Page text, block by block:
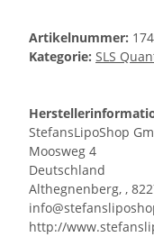
Artikelnummer:
Kategorie: SLS
StefansLipoShop
Moosweg 4
Deutschland
Althegnenberg, ,
http://